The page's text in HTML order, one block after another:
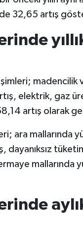
32,65 artış
madencilik
elektrik, gaz
artış olarak
ara mallarında
dayanıksız
mallarında